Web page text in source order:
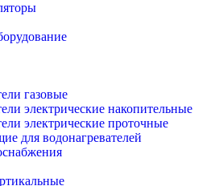
газовые
электрические накопительные
электрические проточные
для водонагревателей